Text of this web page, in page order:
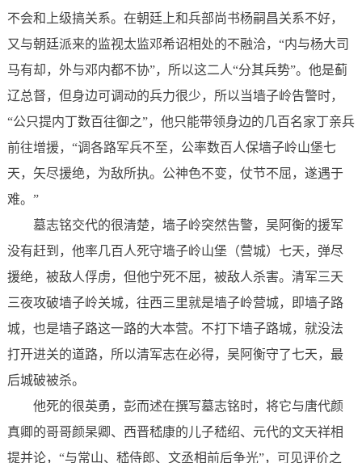
不会和上级搞关系。在朝廷上和兵部尚书杨嗣昌关系不好，
又与朝廷派来的监视太监邓希诏相处的不融洽，“内与杨大司
马有却，外与邓内都不协”，所以这二人“分其兵势”。他是蓟
辽总督，但身边可调动的兵力很少，所以当墙子岭告警时，
“公只提内丁数百往御之”，他只能带领身边的几百名家丁亲兵
前往增援，“调各路军兵不至，公率数百人保墙子岭山堡七
天，矢尽援绝，为敌所执。公神色不变，仗节不屈，遂遇于
难。”
墓志铭交代的很清楚，墙子岭突然告警，吴阿衡的援军
没有赶到，他率几百人死守墙子岭山堡（营城）七天，弹尽
援绝，被敌人俘虏，但他宁死不屈，被敌人杀害。清军三天
三夜攻破墙子岭关城，往西三里就是墙子岭营城，即墙子路
城，也是墙子路这一路的大本营。不打下墙子路城，就没法
打开进关的道路，所以清军志在必得，吴阿衡守了七天，最
后城破被杀。
他死的很英勇，彭而述在撰写墓志铭时，将它与唐代颜
真卿的哥哥颜杲卿、西晋嵇康的儿子嵇绍、元代的文天祥相
提并论，“与常山、嵇侍郎、文丞相前后争光”，可见评价之